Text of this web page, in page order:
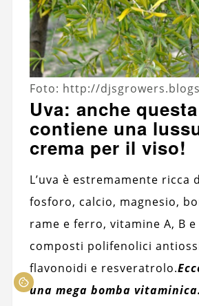
Foto: http://
Uva: anche questa
contiene una
crema per il viso!
L’uva è estremamente ricca
fosforo, calcio, magnesio,
rame e ferro, vitamine A, B e
composti polifenolici
flavonoidi e resveratrolo.
una mega bomba